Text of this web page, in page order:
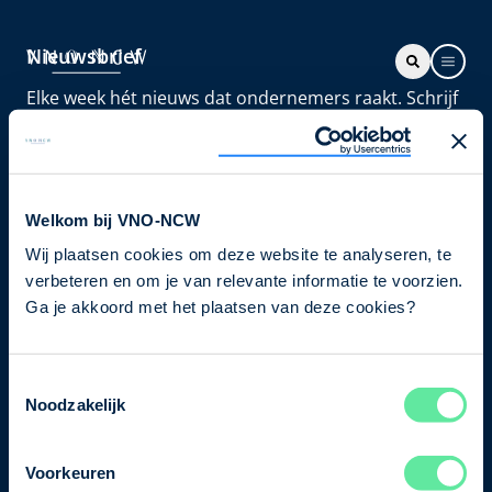
Welkom bij VNO-NCW
Wij plaatsen cookies om deze website te analyseren, te
verbeteren en om je van relevante informatie te voorzien.
Ga je akkoord met het plaatsen van deze cookies?
Noodzakelijk
Voorkeuren
Nieuwsbrief
Elke week hét nieuws dat ondernemers raakt. Schrijf
je nu in voor de VNO-NCW nieuwsbrief.
Schrijf je in
Direct naar
Ons verhaal
Bezuidenhoutseweg 12
T+31 70 349 03 49